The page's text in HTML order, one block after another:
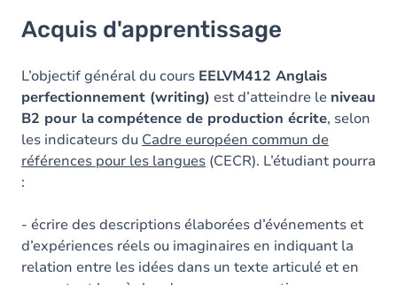
Objectifs
Contenu
Exercices
Acquis d'apprentissage
L’objectif général du cours EELVM412 Anglais
perfectionnement (writing) est d’atteindre le niveau
B2 pour lacompétence de production écrite, selon
les indicateurs du Cadre européen commun de
références pour les langues (CECR). L’étudiant pourra
:
- écrire des descriptions élaborées d’événements et
d’expériences réels ou imaginaires en indiquant la
relation entre les idées dans un texte articulé et en